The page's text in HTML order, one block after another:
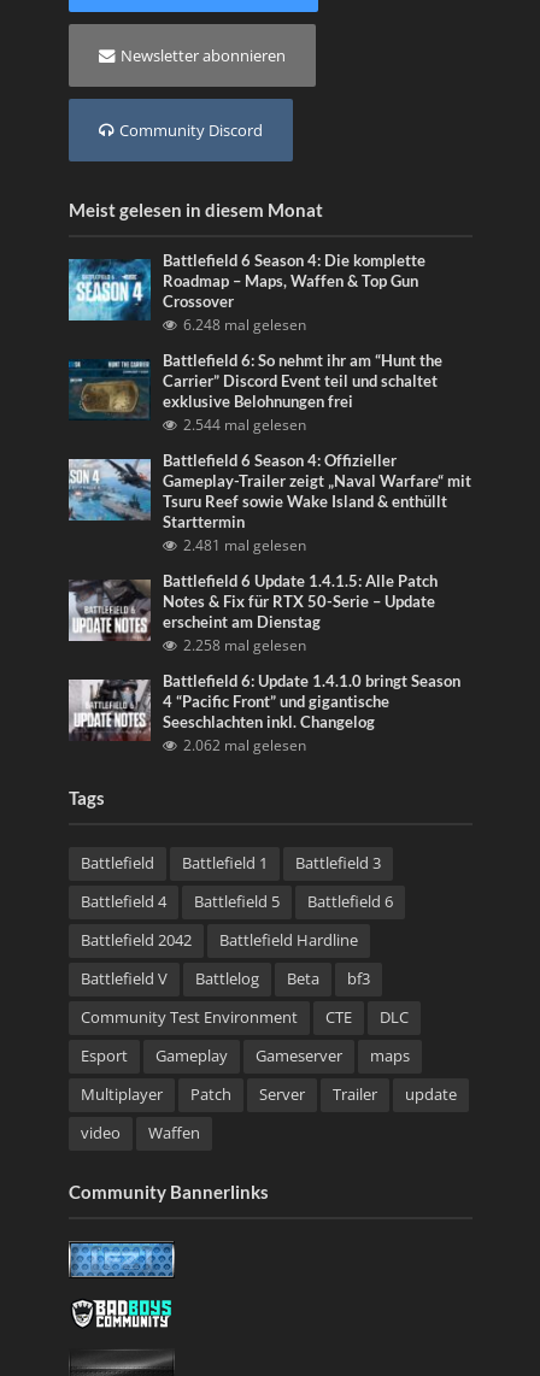
Newsletter abonnieren
Community Discord
Meist gelesen in diesem Monat
Battlefield 6 Season 4: Die komplette
Roadmap – Maps, Waffen & Top Gun
Crossover
6.248 mal gelesen
Battlefield 6: So nehmt ihr am “Hunt the
Carrier” Discord Event teil und schaltet
exklusive Belohnungen frei
2.544 mal gelesen
Battlefield 6 Season 4: Offizieller
Gameplay-Trailer zeigt „Naval Warfare“ mit
Tsuru Reef sowie Wake Island & enthüllt
Starttermin
2.481 mal gelesen
Battlefield 6 Update 1.4.1.5: Alle Patch
Notes & Fix für RTX 50-Serie – Update
erscheint am Dienstag
2.258 mal gelesen
Battlefield 6: Update 1.4.1.0 bringt Season
4 “Pacific Front” und gigantische
Seeschlachten inkl. Changelog
2.062 mal gelesen
Tags
Battlefield Battlefield 1
Battlefield 3
Battlefield 4
Battlefield 5
Battlefield 6
Battlefield 2042
Battlefield Hardline
Battlefield V
Battlelog Beta
bf3
Community Test Environment
CTE
DLC
Esport
Gameplay Gameserver
maps
Multiplayer
Patch Server Trailer
update
video
Waffen
Community Bannerlinks